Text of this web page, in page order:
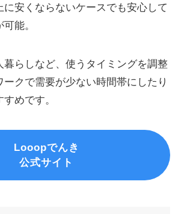
に安くならないケースでも安心して
能。
暮らしなど、使うタイミングを調整
ークで需要が少ない時間帯にしたり
めです。
Looopでんき
公式サイト